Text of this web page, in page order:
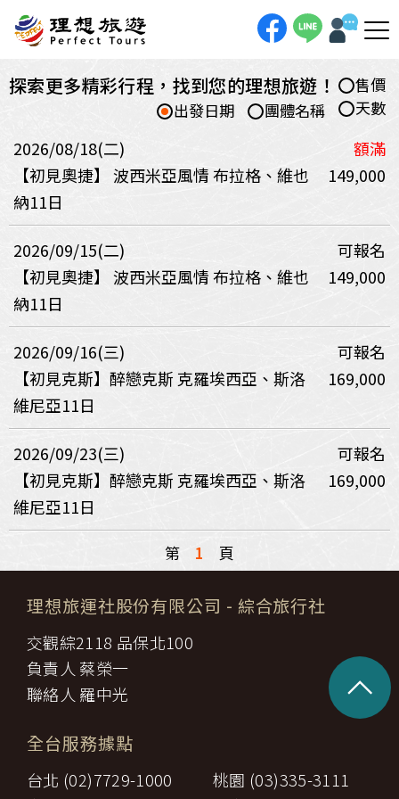
探索更多精彩行程，找到您的理想旅遊！
售價
天數
團體名稱
出發日期
2026/08/18(二)
額滿
【初見奧捷】 波西米亞風情 布拉格、維也
納11日
149,000
2026/09/15(二)
可報名
【初見奧捷】 波西米亞風情 布拉格、維也
納11日
149,000
2026/09/16(三)
可報名
【初見克斯】醉戀克斯 克羅埃西亞、斯洛
維尼亞11日
169,000
2026/09/23(三)
可報名
【初見克斯】醉戀克斯 克羅埃西亞、斯洛
維尼亞11日
169,000
第 1 頁
理想旅運社股份有限公司 - 綜合旅行社
交觀綜2118 品保北100
負責人 蔡榮一
聯絡人 羅中光
全台服務據點
台北 (02)7729-1000
桃園 (03)335-3111
^